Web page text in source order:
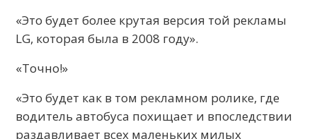
«Это будет более крутая версия той рекламы
LG, которая была в 2008 году».
«Точно!»
«Это будет как в том рекламном ролике, где
водитель автобуса похищает и впоследствии
раздавливает всех маленьких милых